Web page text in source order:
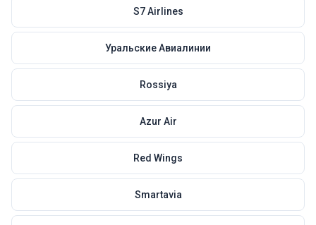
S7 Airlines
Уральские Авиалинии
Rossiya
Azur Air
Red Wings
Smartavia